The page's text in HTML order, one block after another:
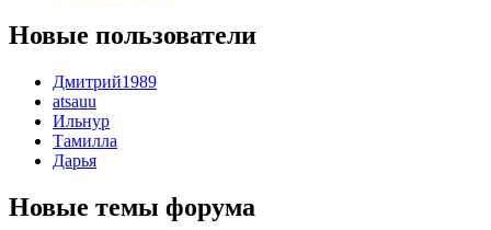
Новые пользователи
Дмитрий1989
atsauu
Ильнур
Тамилла
Дарья
Новые темы форума